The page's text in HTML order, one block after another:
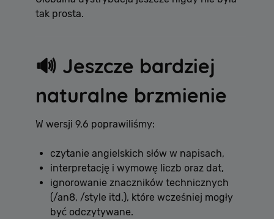
tak prosta.
🔊 Jeszcze bardziej
naturalne brzmienie
W wersji 9.6 poprawiliśmy:
czytanie angielskich słów w napisach,
interpretację i wymowę liczb oraz dat,
ignorowanie znaczników technicznych
(/an8, /style itd.), które wcześniej mogły
być odczytywane.